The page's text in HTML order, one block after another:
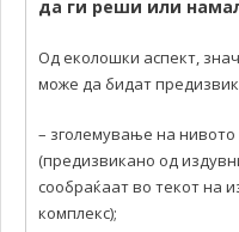
да ги реши или
Од еколошки аспект,
може да бидат
– зголемување на
(предизвикано од
сообраќаат во текот на
комплекс);